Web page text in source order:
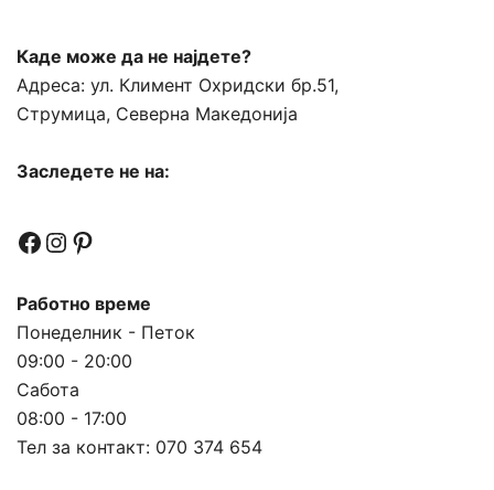
Каде може да не најдете?
Адреса: ул. Климент Охридски бр.51,
Струмица, Северна Македонија
Заследете не на:
Facebook
Instagram
Pinterest
Работно време
Понеделник - Петок
09:00 - 20:00
Сабота
08:00 - 17:00
Тел за контакт: 070 374 654